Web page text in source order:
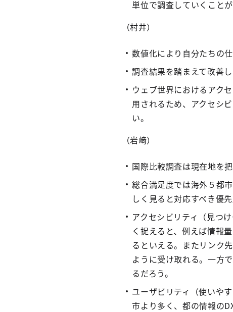
単位で調査していくこと
（村井）
数値化により自分たちの
調査結果を踏まえて改善
ウェブ世界におけるアク
用されるため、アクセシ
い。
（岩﨑）
国際比較調査は現在地を
総合満足度では海外５都
しく見ると対応すべき優
アクセシビリティ（見つ
く捉えると、例えば情報
るといえる。またリンク
ように受け取れる。一方
るだろう。
ユーザビリティ（使いや
市より多く、都の情報の